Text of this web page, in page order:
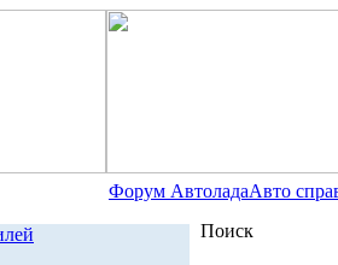
Форум АвтоладаАвто
Поиск